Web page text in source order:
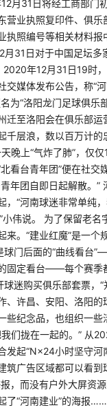
月31日将经工商部门
营业执照复印件、俱乐
执照编号等相关材料报
31日对于中国足坛多
2020年12月31日19时
交媒体发布公告，称“
为“洛阳龙门足球俱乐
至洛阳会在俱乐部运
千层浪，数以百万计的
晚上“气炸了肺”，仅
看台青年团”便在社交
年团自即日起解散。”
，“河南球迷非常单纯
小伟说。 为了保留老名
来。“建业红魔”是一个
球门后面的“曲线看台
固定看台——每个赛季
球迷购买俱乐部套票，“
、许昌、安阳、洛阳的
些纪念品，也组织一些
们拢在一起的。” 从
发起“N×24小时坚守河
筑广告区域都可以看到
，而没有户外大屏资
了“河南建业”的海报